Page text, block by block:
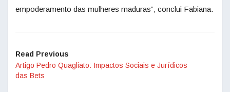
empoderamento das mulheres maduras”, conclui Fabiana.
Read Previous
Artigo Pedro Quagliato: Impactos Sociais e Jurídicos
das Bets